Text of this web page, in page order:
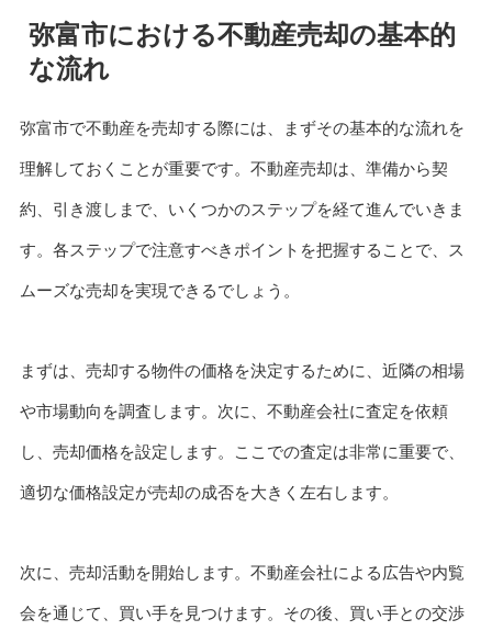
弥富市における不動産売却の基本的
な流れ
弥富市で不動産を売却する際には、まずその基本的な流れを
理解しておくことが重要です。不動産売却は、準備から契
約、引き渡しまで、いくつかのステップを経て進んでいきま
す。各ステップで注意すべきポイントを把握することで、ス
ムーズな売却を実現できるでしょう。
まずは、売却する物件の価格を決定するために、近隣の相場
や市場動向を調査します。次に、不動産会社に査定を依頼
し、売却価格を設定します。ここでの査定は非常に重要で、
適切な価格設定が売却の成否を大きく左右します。
次に、売却活動を開始します。不動産会社による広告や内覧
会を通じて、買い手を見つけます。その後、買い手との交渉